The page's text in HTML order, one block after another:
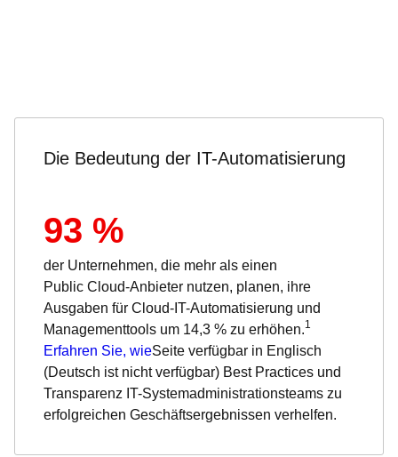
Die Bedeutung der IT-Automatisierung
93 %
der Unternehmen, die mehr als einen
Public Cloud-Anbieter nutzen, planen, ihre
Ausgaben für Cloud-IT-Automatisierung und
Managementtools um 14,3 % zu erhöhen.1
Erfahren Sie, wieSeite verfügbar in Englisch
(Deutsch ist nicht verfügbar) Best Practices und
Transparenz IT-Systemadministrationsteams zu
erfolgreichen Geschäftsergebnissen verhelfen.